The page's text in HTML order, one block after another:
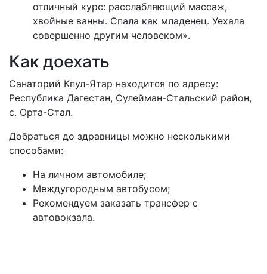
отличный курс: расслабляющий массаж,
хвойные ванны. Спала как младенец. Уехала
совершенно другим человеком».
Как доехать
Санаторий Кпул-Ятар находится по адресу:
Республика Дагестан, Сулейман-Стальский район,
с. Орта-Cтал.
Добраться до здравницы можно несколькими
способами:
На личном автомобиле;
Междугородным автобусом;
Рекомендуем заказать трансфер с
автовокзала.